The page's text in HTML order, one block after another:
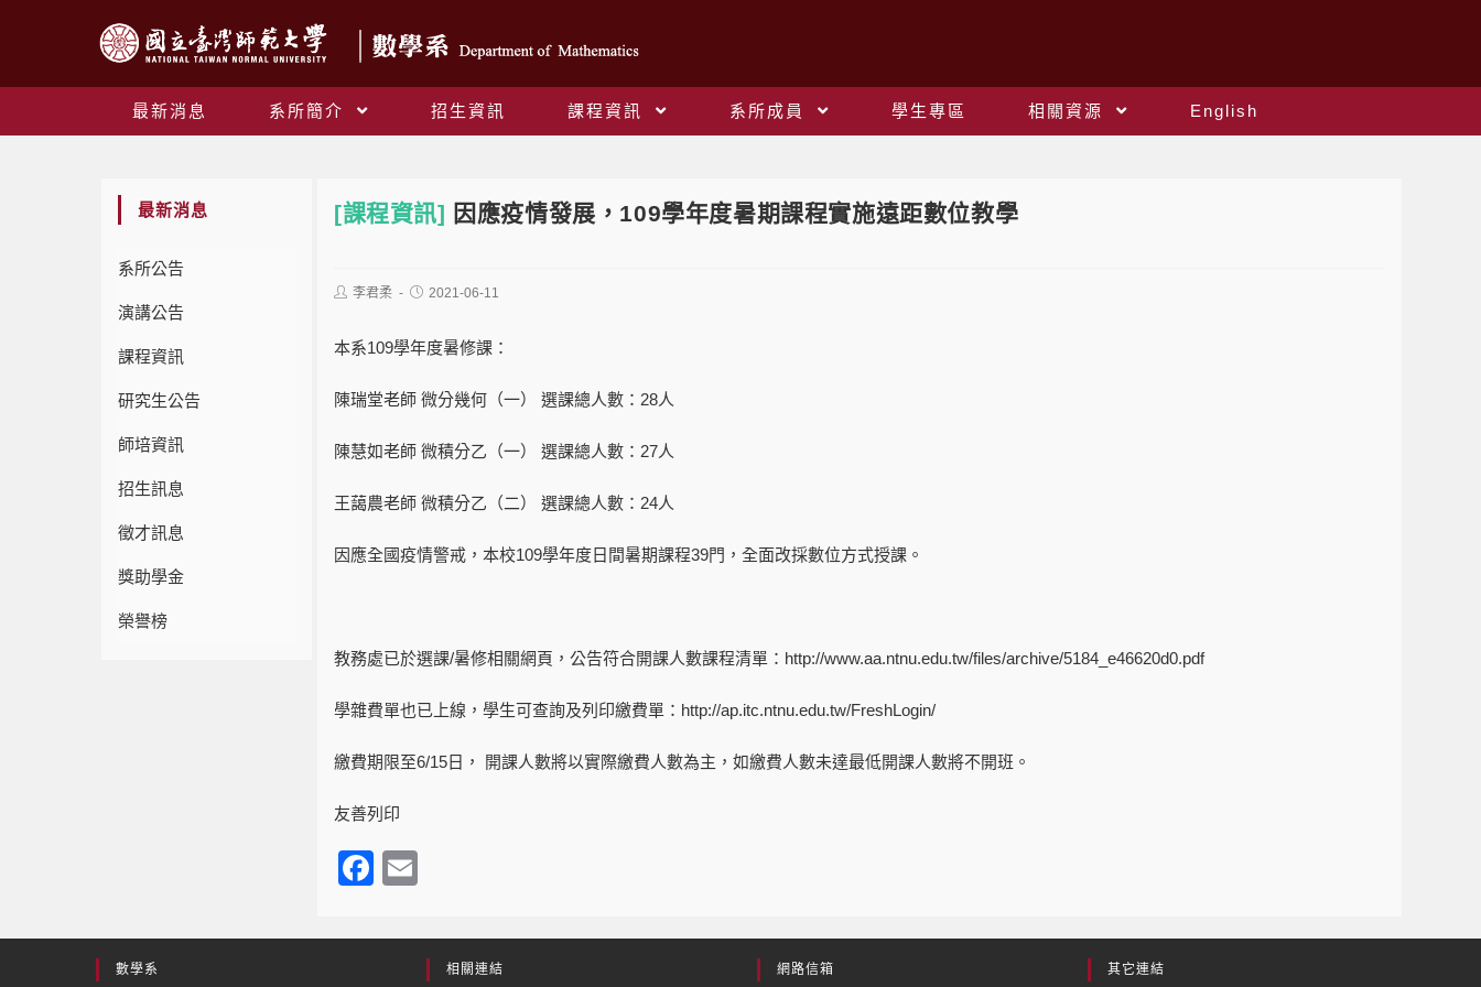
最新消息 系所簡介 招生資訊 課程資訊 系所成員 學生專區 相關資源
English
最新消息
系所公告
演講公告
課程資訊
研究生公告
師培資訊
招生訊息
徵才訊息
獎助學金
榮譽榜
[課程資訊] 因應疫情發展，109學年度暑期課程實施遠距數位教學
李君柔 2021-06-11
本系109學年度暑修課：
陳瑞堂老師 微分幾何（一） 選課總人數：28人
陳慧如老師 微積分乙（一） 選課總人數：27人
王藹農老師 微積分乙（二） 選課總人數：24人
因應全國疫情警戒，本校109學年度日間暑期課程39門，全面改採數位方式授課。
教務處已於選課/暑修相關網頁，公告符合開課人數課程清單： http://www.aa.ntnu.edu.tw/files/archive/5184_e46620d0.pdf
學雜費單也已上線，學生可查詢及列印繳費單： http://ap.itc.ntnu.edu.tw/FreshLogin/
繳費期限至6/15日， 開課人數將以實際繳費人數為主，如繳費人數未達最低開課人數將不開班。
友善列印
F
c
ail
數學系 相關連結 網路信箱 其它連結